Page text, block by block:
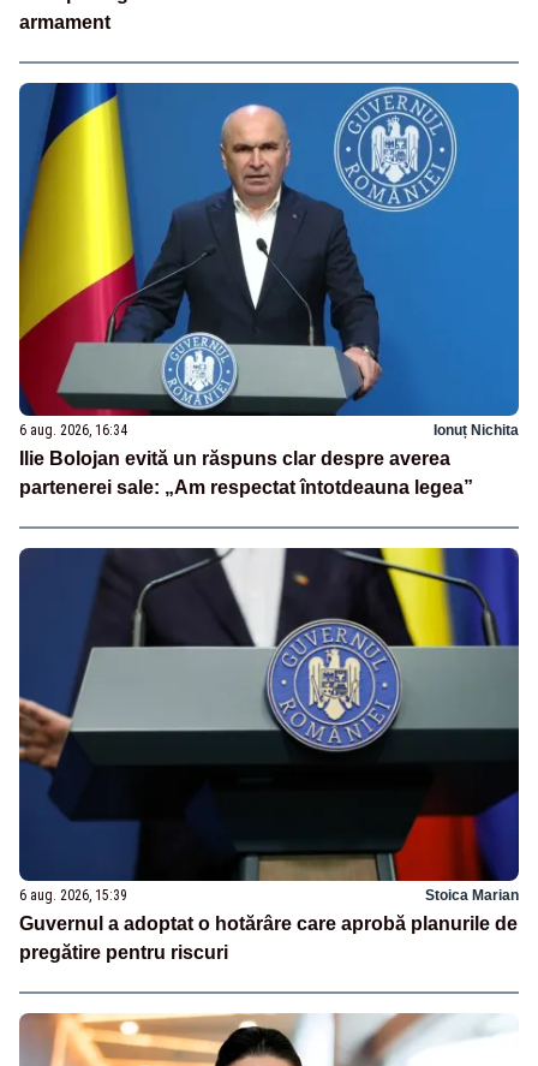
armament
6 aug. 2026, 16:34 Ionuț Nichita
Ilie Bolojan evită un răspuns clar despre averea
partenerei sale: „Am respectat întotdeauna legea”
6 aug. 2026, 15:39 Stoica Marian
Guvernul a adoptat o hotărâre care aprobă planurile de
pregătire pentru riscuri